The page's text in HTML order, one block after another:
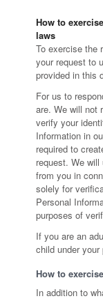
How to
laws
To exercise the
your request to
provided in this
For us to
are. We will not
verify your
Information in
required to
request. We
from you in
solely for
Personal
purposes of
If you are an
child under your
How to
In addition to